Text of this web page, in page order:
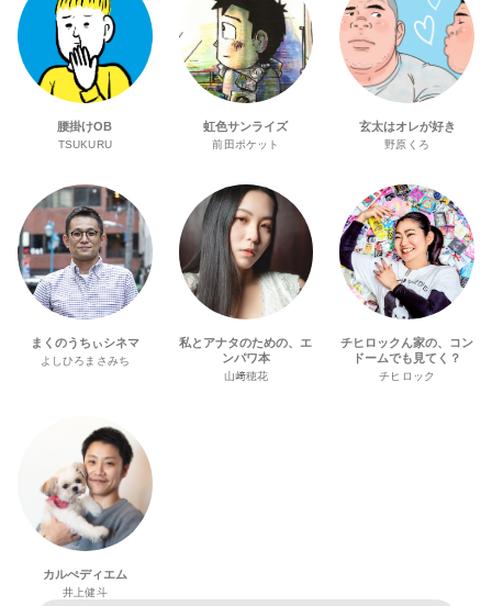
腰掛けOB
TSUKURU
虹色サンライズ
前田ポケット
玄太はオレが好き
野原くろ
まくのうちぃシネマ
よしひろまさみち
私とアナタのための、エ
ンパワ本
山﨑穂花
チヒロックん家の、コン
ドームでも見てく？
チヒロック
カルぺディエム
井上健斗